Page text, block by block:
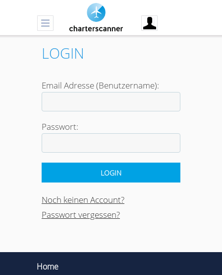
LOGIN
Email Adresse (Benutzername):
Passwort:
Noch keinen Account?
Passwort vergessen?
Home